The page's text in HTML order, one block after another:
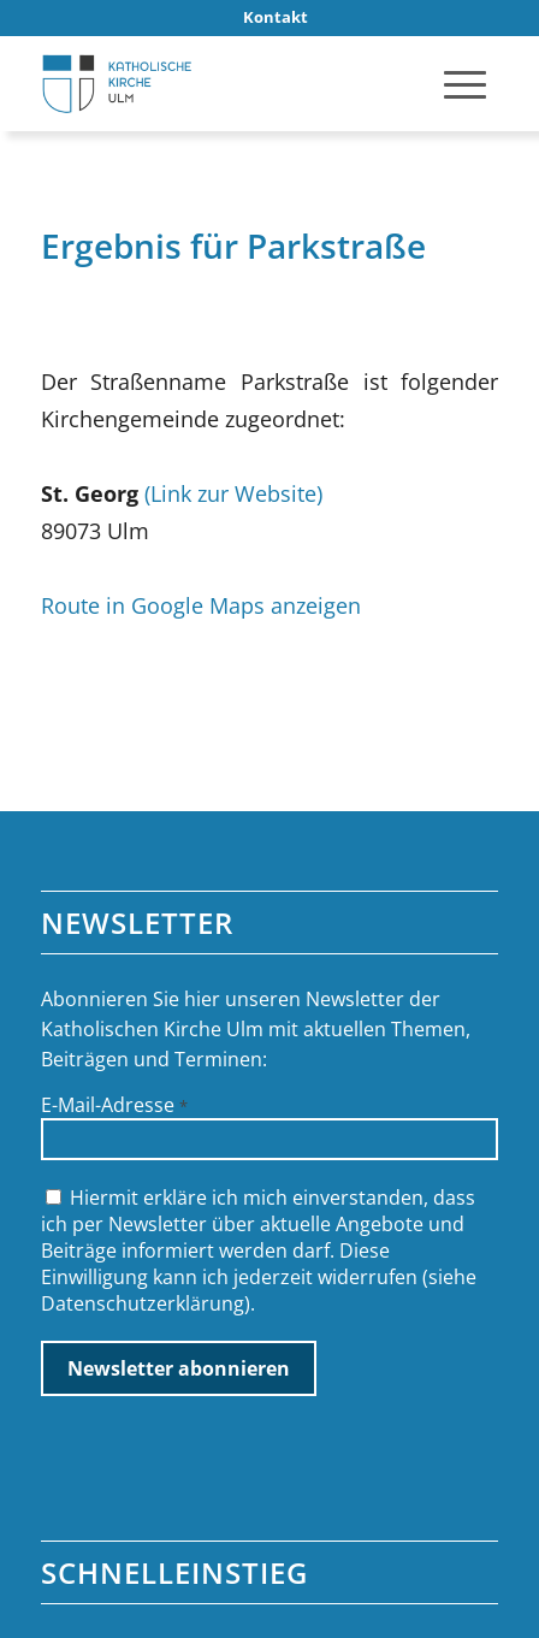
Kontakt
Ergebnis für Parkstraße
Der Straßenname Parkstraße ist folgender
Kirchengemeinde zugeordnet:
St. Georg (Link zur Website)
89073 Ulm
Route in Google Maps anzeigen
NEWSLETTER
Abonnieren Sie hier unseren Newsletter der
Katholischen Kirche Ulm mit aktuellen Themen,
Beiträgen und Terminen:
E-Mail-Adresse *
Hiermit erkläre ich mich einverstanden, dass
ich per Newsletter über aktuelle Angebote und
Beiträge informiert werden darf. Diese
Einwilligung kann ich jederzeit widerrufen (siehe
Datenschutzerklärung).
SCHNELLEINSTIEG